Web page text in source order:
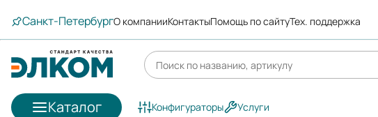
Санкт-ПетербургО компанииКонтактыПомощь по сайтуТех. поддержка
Каталог Конфигураторы Услуги